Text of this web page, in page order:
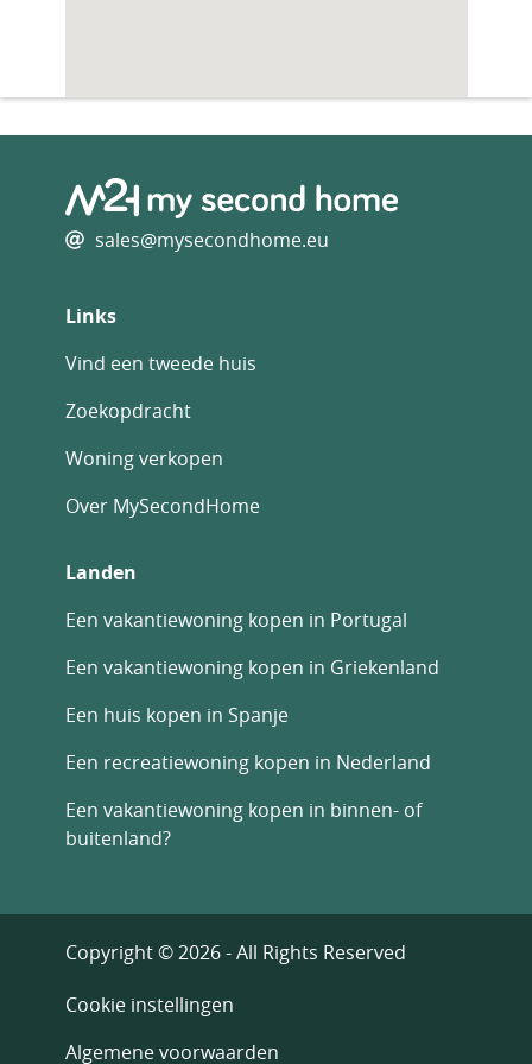
sales@mysecondhome.eu
Links
Vind een tweede huis
Zoekopdracht
Woning verkopen
Over MySecondHome
Landen
Een vakantiewoning kopen in Portugal
Een vakantiewoning kopen in Griekenland
Een huis kopen in Spanje
Een recreatiewoning kopen in Nederland
Een vakantiewoning kopen in binnen- of
buitenland?
Copyright © 2026 - All Rights Reserved
Cookie instellingen
Algemene voorwaarden